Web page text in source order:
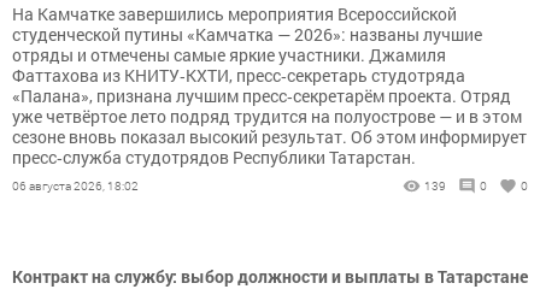
На Камчатке завершились мероприятия Всероссийской
студенческой путины «Камчатка — 2026»: названы лучшие
отряды и отмечены самые яркие участники. Джамиля
Фаттахова из КНИТУ‑КХТИ, пресс‑секретарь студотряда
«Палана», признана лучшим пресс‑секретарём проекта. Отряд
уже четвёртое лето подряд трудится на полуострове — и в этом
сезоне вновь показал высокий результат. Об этом информирует
пресс‑служба студотрядов Республики Татарстан.
06 августа 2026, 18:02 139 0 0
Контракт на службу: выбор должности и выплаты в Татарстане